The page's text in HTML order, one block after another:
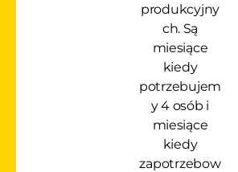
produkcyjny
ch. Są
miesiące
kiedy
potrzebujem
y 4 osób i
miesiące
kiedy
zapotrzebow